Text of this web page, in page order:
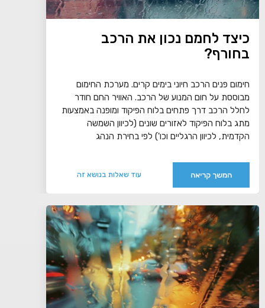
כיצד לחמם נכון את הרכב
בחורף?
חימום פנים הרכב חיוני בימים קרים. מערכת החימום
מבוססת על חום המנוע של הרכב. האוויר החם חודר
לחלל הרכב דרך פתחים בלוח הפיקוד ומופנה באמצעות
מתג בלוח הפיקוד לאזורים שונים (לכיוון השמשה
הקדמית, לכיוון הרגליים וכו') לפי בחירת הנהג
המשך קריאה עוד שאלות בנושא זה